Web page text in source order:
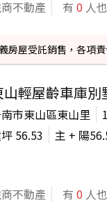
不動產 有 0 人
房屋受託銷售，各項
山輕屋齡車庫別
市東山區東山里
56.53 主 + 陽
不動產 有 0 人